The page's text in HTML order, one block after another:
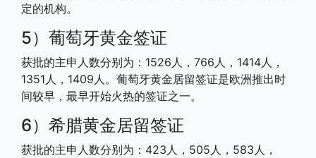
定的机构。
5）葡萄牙黄金签证
获批的主申人数分别为：1526人，766人，1414人，
1351人，1409人。葡萄牙黄金居留签证是欧洲推出时
间较早，最早开始火热的签证之一。
6）希腊黄金居留签证
获批的主申人数分别为：423人，505人，583人，